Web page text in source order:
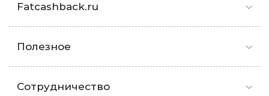
Fatcashback.ru
Полезное
Сотрудничество